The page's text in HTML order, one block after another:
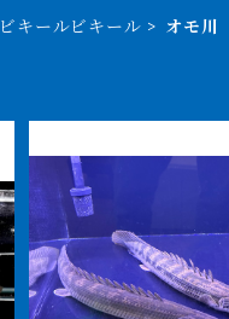
ビキールビキール オモ川